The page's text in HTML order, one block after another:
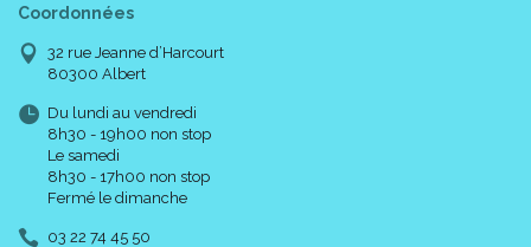
Coordonnées
32 rue Jeanne d’Harcourt
80300 Albert
Du lundi au vendredi
8h30 - 19h00 non stop
Le samedi
8h30 - 17h00 non stop
Fermé le dimanche
03 22 74 45 50